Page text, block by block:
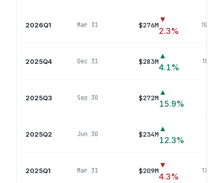
2026Q1 Mar 31 $276M
▼
2.3%
193
2025Q4 Dec 31 $283M
▲
4.1%
192
2025Q3 Sep 30 $272M
▲
15.9%
2025Q2 Jun 30 $234M
▲
12.3%
2025Q1 Mar 31 $209M
▼
4.3%
175